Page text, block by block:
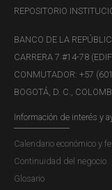
REPOSITORIO
BANCO DE LA
CARRERA 7 #14-78
CONMUTADOR: +57
BOGOTÁ, D. C.,
Información de interés y
Calendario económico y
Continuidad del negocio
Glosario